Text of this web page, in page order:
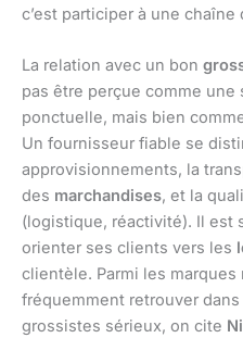
c’est participer à une chaîne
La relation avec un bon
pas être perçue comme une
ponctuelle, mais bien
Un fournisseur fiable se
approvisionnements, la
des marchandises, et la
(logistique, réactivité). Il est
orienter ses clients vers les
clientèle. Parmi les marques
fréquemment retrouver
grossistes sérieux, on cite